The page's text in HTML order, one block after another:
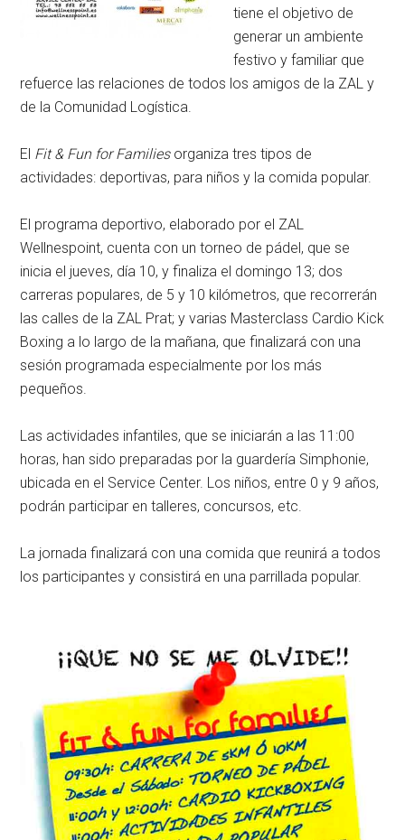
tiene el objetivo de
generar un ambiente
festivo y familiar que
refuerce las relaciones de todos los amigos de la ZAL y
de la Comunidad Logística.
El Fit & Fun for Familiesorganiza tres tipos de
actividades: deportivas, para niños y la comida popular.
El programa deportivo, elaborado por el ZAL
Wellnespoint, cuenta con un torneo de pádel, que se
inicia el jueves, día 10, y finaliza el domingo 13; dos
carreras populares, de 5 y 10 kilómetros, que recorrerán
las calles de la ZAL Prat; y varias Masterclass Cardio Kick
Boxing a lo largo de la mañana, que finalizará con una
sesión programada especialmente por los más
pequeños.
Las actividades infantiles, que se iniciarán a las 11:00
horas, han sido preparadas por la guardería Simphonie,
ubicada en el Service Center. Los niños, entre 0 y 9 años,
podrán participar en talleres, concursos, etc.
La jornada finalizará con una comida que reunirá a todos
los participantes y consistirá en una parrillada popular.